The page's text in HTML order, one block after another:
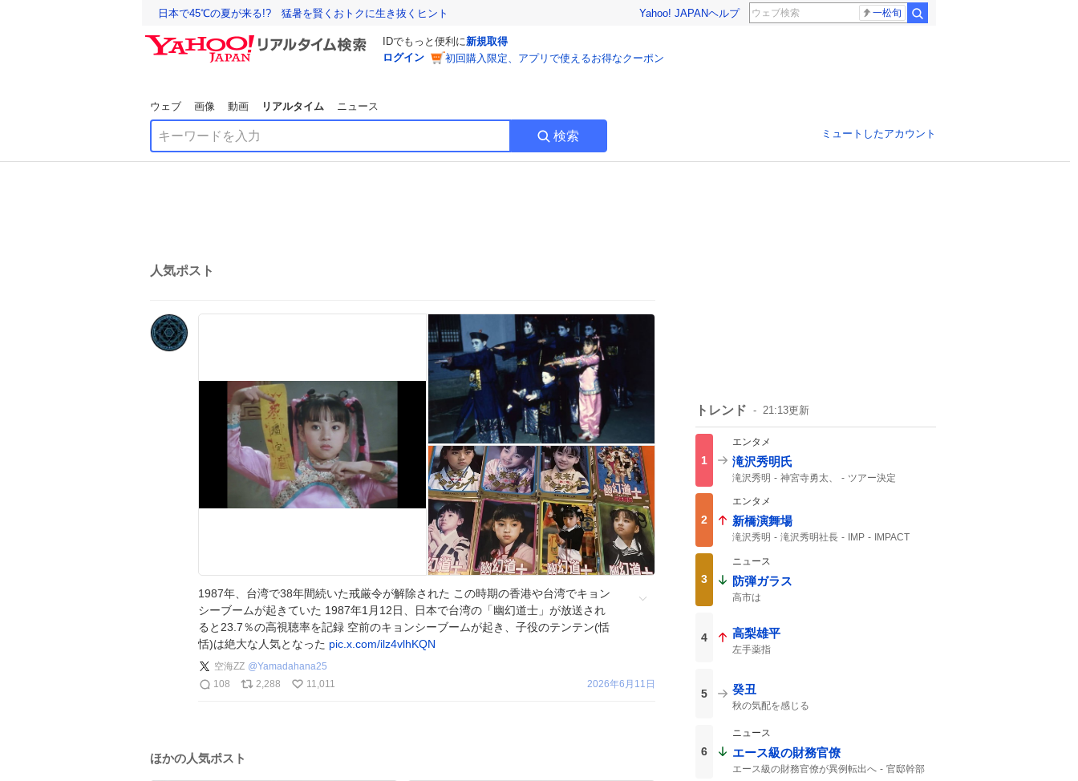
日本で45℃の夏が来る!? 猛暑を賢くおトクに生き抜くヒント Yahoo! JAPANヘルプ 一松旬
IDでもっと便利に新規取得
ログイン
初回購入限定、アプリで使えるお得なクーポン
ウェブ 画像 動画 リアルタイム ニュース
検索 ミュートしたアカウント
人気ポスト
1987年、台湾で38年間続いた戒厳令が解除された この時期の香港や台湾でキョン
シーブームが起きていた 1987年1月12日、日本で台湾の「幽幻道士」が放送され
ると23.7％の高視聴率を記録 空前のキョンシーブームが起き、子役のテンテン(恬
恬)は絶大な人気となった pic.x.com/ilz4vlhKQN
空海ZZ @Yamadahana25
108
2,288 11,011 2026年6月11日
ほかの人気ポスト
トレンド 21:13更新
1
エンタメ
滝沢秀明氏
滝沢秀明 神宮寺勇太、
ツアー決定
2
エンタメ
新橋演舞場
滝沢秀明 滝沢秀明社長 IMP
IMPACT
3
ニュース
防弾ガラス
高市は
4 高梨雄平
左手薬指
5 癸丑
秋の気配を感じる
6
ニュース
エース級の財務官僚
エース級の財務官僚が異例転出へ 官邸幹部